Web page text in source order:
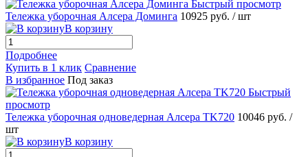
Быстрый просмотр
Тележка уборочная Алсера Доминга 10925 руб. / шт
В корзину
Подробнее
Купить в 1 клик Сравнение
В избранное Под заказ
Быстрый
просмотр
Тележка уборочная одноведерная Алсера TK720 10046 руб. /
шт
В корзину